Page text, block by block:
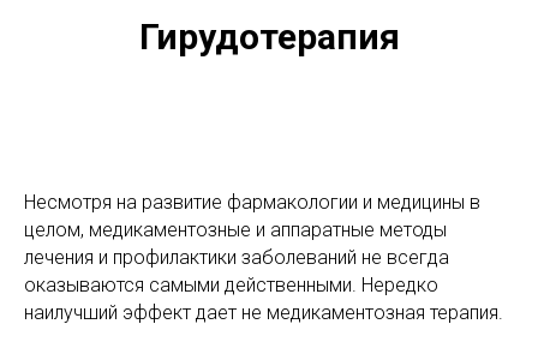
Гирудотерапия
Несмотря на развитие фармакологии и медицины в
целом, медикаментозные и аппаратные методы
лечения и профилактики заболеваний не всегда
оказываются самыми действенными. Нередко
наилучший эффект дает не медикаментозная терапия.